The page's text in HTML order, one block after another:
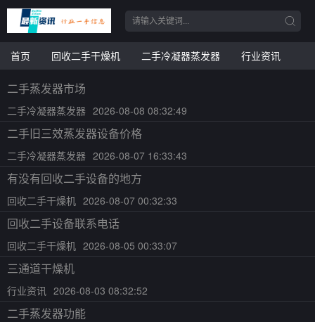
首页 回收二手干燥机 二手冷凝器蒸发器 行业资讯
二手蒸发器市场
二手冷凝器蒸发器 2026-08-08 08:32:49
二手旧三效蒸发器设备价格
二手冷凝器蒸发器 2026-08-07 16:33:43
有没有回收二手设备的地方
回收二手干燥机 2026-08-07 00:32:33
回收二手设备联系电话
回收二手干燥机 2026-08-05 00:33:07
三通道干燥机
行业资讯 2026-08-03 08:32:52
二手蒸发器功能